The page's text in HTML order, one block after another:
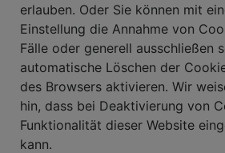
erlauben. Oder Sie können mit
Einstellung die Annahme von
Fälle oder generell ausschließen
automatische Löschen der
des Browsers aktivieren. Wir
hin, dass bei Deaktivierung von
Funktionalität dieser Website
kann.